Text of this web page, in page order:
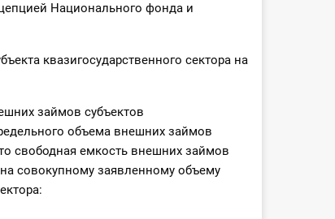
Национального фонда и
квазигосударственного сектора на
займов субъектов
объема внешних займов
свободная емкость внешних займов
совокупному заявленному объему